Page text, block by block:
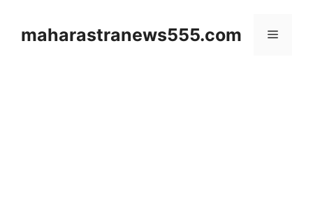
contentmaharastranews555.com Menu